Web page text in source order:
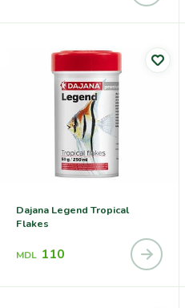
Dajana Legend Tropical
Flakes
MDL 110